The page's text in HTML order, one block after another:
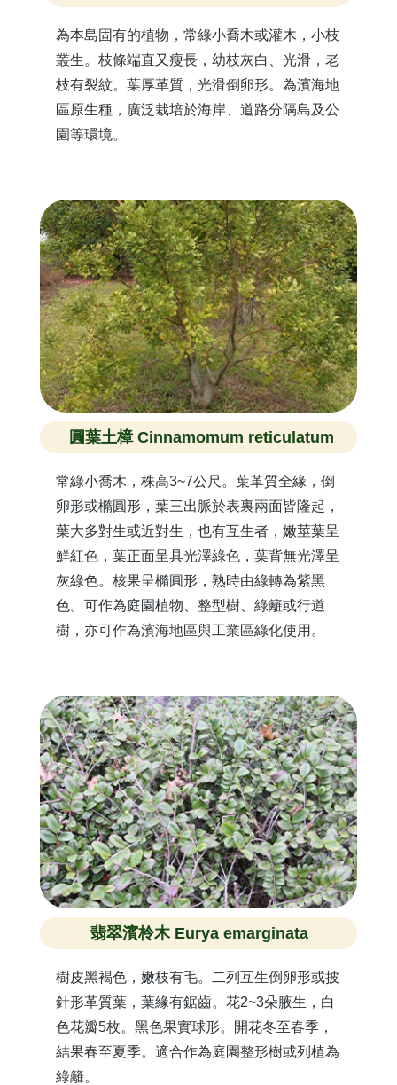
為本島固有的植物，常綠小喬木或灌木，小枝
叢生。枝條端直又瘦長，幼枝灰白、光滑，老
枝有裂紋。葉厚革質，光滑倒卵形。為濱海地
區原生種，廣泛栽培於海岸、道路分隔島及公
園等環境。
圓葉土樟 Cinnamomum reticulatum
常綠小喬木，株高3~7公尺。葉革質全緣，倒
卵形或橢圓形，葉三出脈於表裏兩面皆隆起，
葉大多對生或近對生，也有互生者，嫩莖葉呈
鮮紅色，葉正面呈具光澤綠色，葉背無光澤呈
灰綠色。核果呈橢圓形，熟時由綠轉為紫黑
色。可作為庭園植物、整型樹、綠籬或行道
樹，亦可作為濱海地區與工業區綠化使用。
翡翠濱柃木 Eurya emarginata
樹皮黑褐色，嫩枝有毛。二列互生倒卵形或披
針形革質葉，葉緣有鋸齒。花2~3朵腋生，白
色花瓣5枚。黑色果實球形。開花冬至春季，
結果春至夏季。適合作為庭園整形樹或列植為
綠籬。